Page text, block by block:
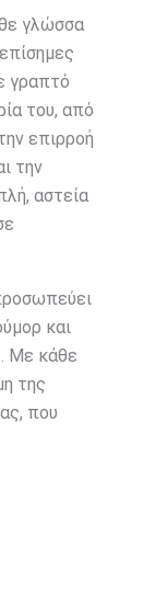
γλώσσα
γραπτό
του, από
επιρροή
την
αστεία
και
Με κάθε
της
που